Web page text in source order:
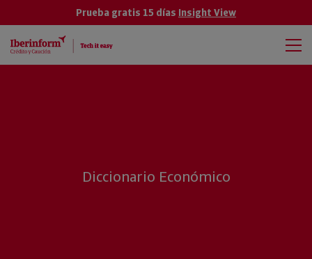
Prueba gratis 15 días Insight View
Diccionario Económico